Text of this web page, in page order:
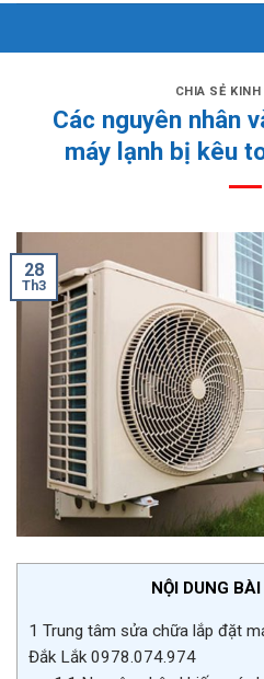
CHIA SẺ
Các nguyên nhân
máy lạnh bị kêu
28
Th3
NỘI DUNG
1 Trung tâm sửa chữa lắp đặt
Đắk Lắk 0978.074.974